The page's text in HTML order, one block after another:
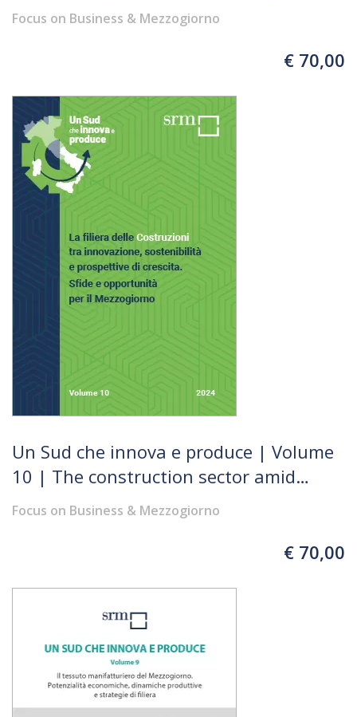
of Southern Italy in the Current
Geoeconomic Context.
Interdependencies and Competitiveness
Focus on Business & Mezzogiorno
€ 70,00
Un Sud che innova e produce | Volume
10 | The construction sector amid
innovation, sustainability and growth
prospects. Challenges and
opportunities for the Mezzogiorno
Focus on Business & Mezzogiorno
€ 70,00